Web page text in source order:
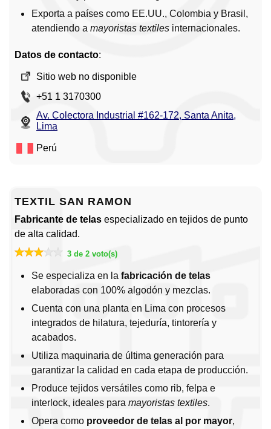
Exporta a países como EE.UU., Colombia y Brasil,
atendiendo a mayoristas textiles internacionales.
Datos de contacto:
Sitio web no disponible
+51 1 3170300
Av. Colectora Industrial #162-172, Santa Anita,
Lima
Perú
TEXTIL SAN RAMON
Fabricante de telas especializado en tejidos de punto
de alta calidad.
3 de 2 voto(s)
Se especializa en la fabricación de telas
elaboradas con 100% algodón y mezclas.
Cuenta con una planta en Lima con procesos
integrados de hilatura, tejeduría, tintorería y
acabados.
Utiliza maquinaria de última generación para
garantizar la calidad en cada etapa de producción.
Produce tejidos versátiles como rib, felpa e
interlock, ideales para mayoristas textiles.
Opera como proveedor de telas al por mayor,